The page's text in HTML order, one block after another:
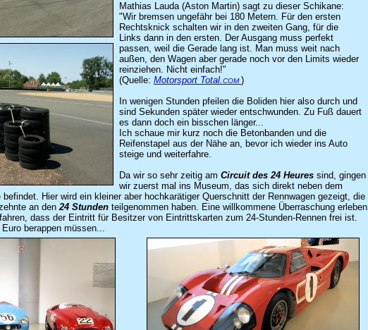
Mathias Lauda (Aston Martin) sagt zu dieser Schikane:
"Wir bremsen ungefähr bei 180 Metern. Für den ersten
Rechtsknick schalten wir in den zweiten Gang, für die
Links dann in den ersten. Der Ausgang muss perfekt
passen, weil die Gerade lang ist. Man muss weit nach
außen, den Wagen aber gerade noch vor den Limits wieder
reinziehen. Nicht einfach!"
(Quelle: Motorsport Total.COM)
In wenigen Stunden pfeilen die Boliden hier also durch und
sind Sekunden später wieder entschwunden. Zu Fuß dauert
es dann doch ein bisschen länger...
Ich schaue mir kurz noch die Betonbanden und die
Reifenstapel aus der Nähe an, bevor ich wieder ins Auto
steige und weiterfahre.
Da wir so sehr zeitig am Circuit des 24 Heures sind, gingen
wir zuerst mal ins Museum, das sich direkt neben dem
befindet. Hier wird ein kleiner aber hochkarätiger Querschnitt der Rennwagen gezeigt, die
an den24 Stunden teilgenommen haben. Eine willkommene Überraschung erleben
dass der Eintritt für Besitzer von Eintrittskarten zum 24-Stunden-Rennen frei ist.
berappen müssen...